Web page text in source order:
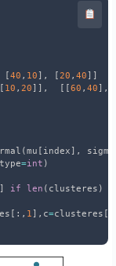
[40 , 10 ] , [20 , 40 ] ]
[ 10 , 20 ] ] , [ [60 , 40 ] ,
(mu [ index ] , sigma
=int )
] if len ( clusteres )
[ : , 1 ] , c=clusteres [